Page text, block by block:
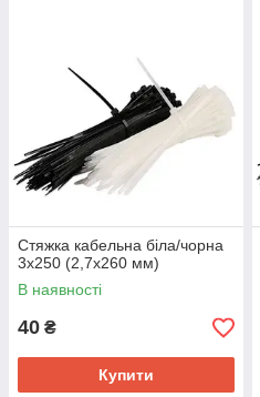
Стяжка кабельна біла/чорна
3х250 (2,7х260 мм)
В наявності
40 ₴
Купити